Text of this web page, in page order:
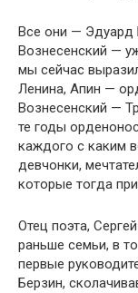
Все они — Эдуард
Вознесенский —
мы сейчас
Ленина, Апин —
Вознесенский —
те годы
каждого с каким
девчонки,
которые тогда
Отец поэта,
раньше семьи, в
первые
Берзин,